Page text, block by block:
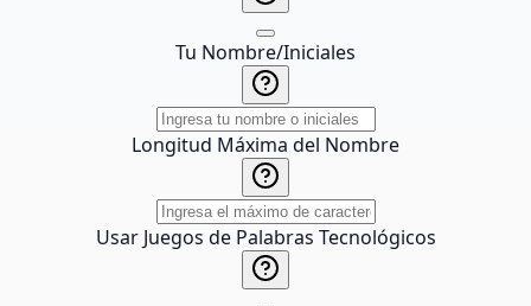
Tu Nombre/Iniciales
Longitud Máxima del Nombre
Usar Juegos de Palabras Tecnológicos